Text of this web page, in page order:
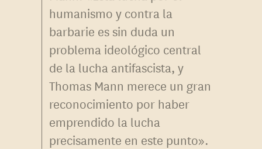
humanismo y contra la
barbarie es sin duda un
problema ideológico central
de la lucha antifascista, y
Thomas Mann merece un gran
reconocimiento por haber
emprendido la lucha
precisamente en este punto».